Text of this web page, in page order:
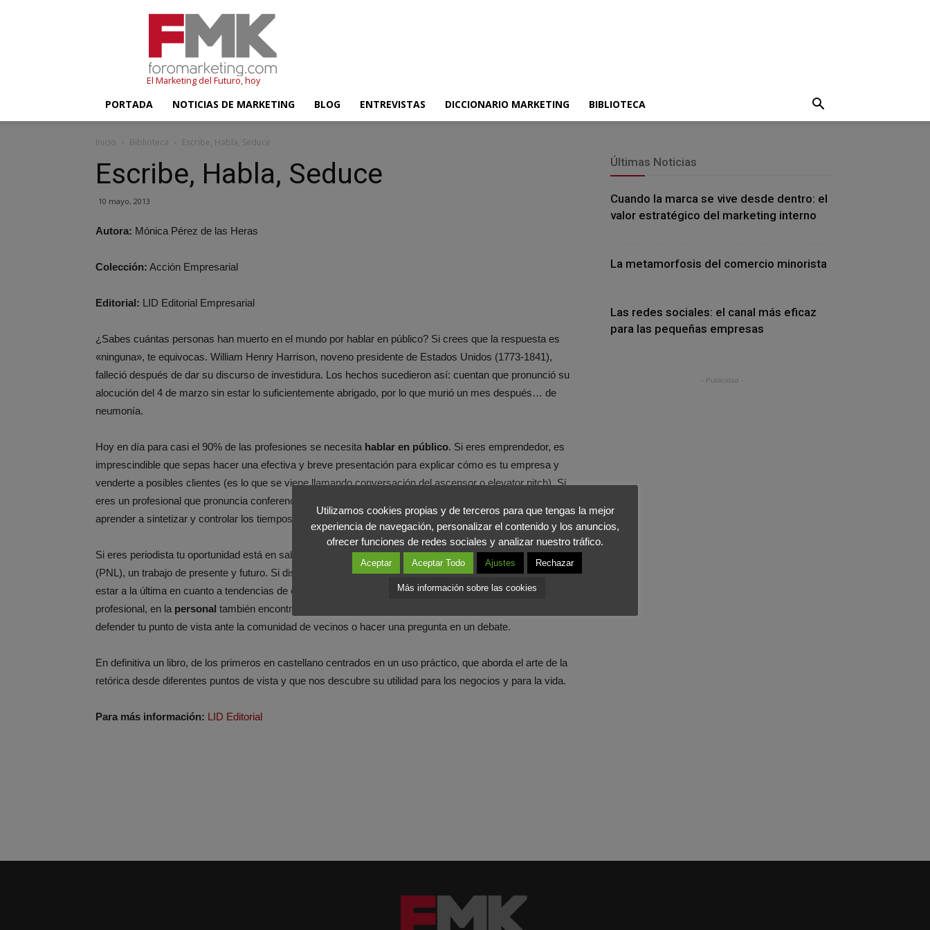
El Marketing del Futuro, hoy
PORTADA NOTICIAS DE MARKETING BLOG ENTREVISTAS DICCIONARIO MARKETING BIBLIOTECA
Inicio Biblioteca Escribe, Habla, Seduce
Escribe, Habla, Seduce
10 mayo, 2013
Autora: Mónica Pérez de las Heras
Colección: Acción Empresarial
Editorial: LID Editorial Empresarial
¿Sabes cuántas personas han muerto en el mundo por hablar en público? Si crees que la respuesta es
«ninguna», te equivocas. William Henry Harrison, noveno presidente de Estados Unidos (1773-1841),
falleció después de dar su discurso de investidura. Los hechos sucedieron así: cuentan que pronunció su
alocución del 4 de marzo sin estar lo suficientemente abrigado, por lo que murió un mes después… de
neumonía.
Hoy en día para casi el 90% de las profesiones se necesita hablar en público. Si eres emprendedor, es
imprescindible que sepas hacer una efectiva y breve presentación para explicar cómo es tu empresa y
venderte a posibles clientes (es lo que se viene llamando conversación del ascensor o elevator pitch). Si
eres un profesional que pronuncia conferencias, conocer cómo se hace un Pecha Kucha es básico para
aprender a sintetizar y controlar los tiempos.
Si eres periodista tu oportunidad está en saber escribir discursos conProgramación Neurolingüística
(PNL), un trabajo de presente y futuro. Si diseñas presentaciones visuales para ti o para otros tienes que
estar a la última en cuanto a tendencias de comunicación. Y, si no empleas la oratoria en tu vida
profesional, en la personal también encontrarás oportunidades para utilizarla: en un brindis en una boda, al
defender tu punto de vista ante la comunidad de vecinos o hacer una pregunta en un debate.
En definitiva un libro, de los primeros en castellano centrados en un uso práctico, que aborda el arte de la
retórica desde diferentes puntos de vista y que nos descubre su utilidad para los negocios y para la vida.
Para más información: LID Editorial
Últimas Noticias
Cuando la marca se vive desde dentro: el
valor estratégico del marketing interno
La metamorfosis del comercio minorista
Las redes sociales: el canal más eficaz
para las pequeñas empresas
- Publicidad -
Utilizamos cookies propias y de terceros para que tengas la mejor
experiencia de navegación, personalizar el contenido y los anuncios,
ofrecer funciones de redes sociales y analizar nuestro tráfico.
Aceptar Aceptar Todo Ajustes Rechazar
Más información sobre las cookies